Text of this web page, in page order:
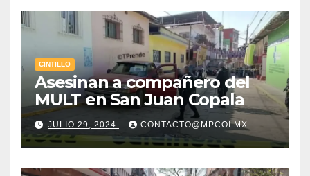
CINTILLO
Asesinan a compañero del
MULT en San Juan Copala
JULIO 29, 2024 CONTACTO@MPCOI.MX